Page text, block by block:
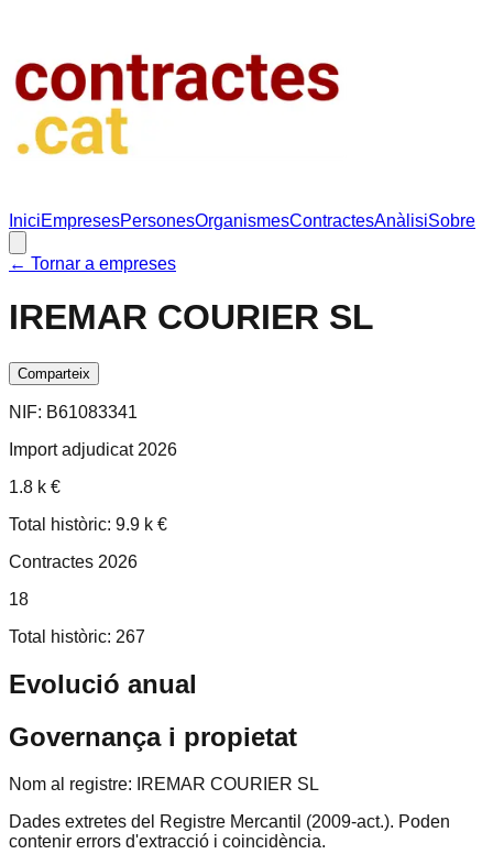
IniciEmpresesPersonesOrganismesContractesAnàlisiSobre
← Tornar a empreses
IREMAR COURIER SL
Comparteix
NIF: B61083341
Import adjudicat 2026
1.8 k €
Total històric: 9.9 k €
Contractes 2026
18
Total històric: 267
Evolució anual
Governança i propietat
Nom al registre:
IREMAR COURIER SL
Dades extretes del Registre Mercantil (2009-act.). Poden
contenir errors d'extracció i coincidència.